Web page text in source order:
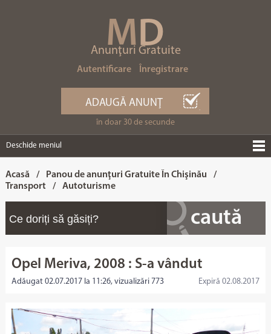
MD
Anunţuri Gratuite
Autentificare Înregistrare
ADAUGĂ ANUNŢ
în doar 30 de secunde
Deschide meniul
Acasă / Panou de anunţuri Gratuite În Chişinău
/
Transport
/ Autoturisme
Opel Meriva, 2008 : S-a vândut
Adăugat 02.07.2017 la 11:26, vizualizări 773 Expiră 02.08.2017